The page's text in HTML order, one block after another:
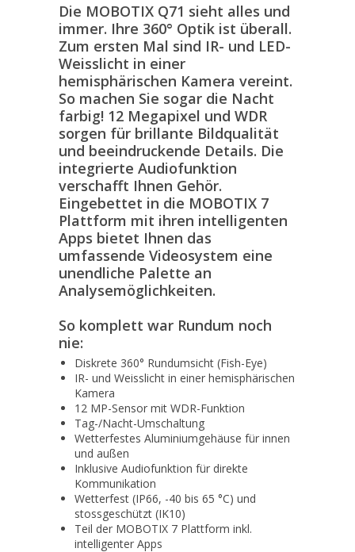
Die MOBOTIX Q71 sieht alles und
immer. Ihre 360° Optik ist überall.
Zum ersten Mal sind IR- und LED-
Weisslicht in einer
hemisphärischen Kamera vereint.
So machen Sie sogar die Nacht
farbig! 12 Megapixel und WDR
sorgen für brillante Bildqualität
und beeindruckende Details. Die
integrierte Audiofunktion
verschafft Ihnen Gehör.
Eingebettet in die MOBOTIX 7
Plattform mit ihren intelligenten
Apps bietet Ihnen das
umfassende Videosystem eine
unendliche Palette an
Analysemöglichkeiten.
So komplett war Rundum noch
nie:
Diskrete 360° Rundumsicht (Fish-Eye)
IR- und Weisslicht in einer hemisphärischen
Kamera
12 MP-Sensor mit WDR-Funktion
Tag-/Nacht-Umschaltung
Wetterfestes Aluminiumgehäuse für innen
und außen
Inklusive Audiofunktion für direkte
Kommunikation
Wetterfest (IP66, -40 bis 65 °C) und
stossgeschützt (IK10)
Teil der MOBOTIX 7 Plattform inkl.
intelligenter Apps